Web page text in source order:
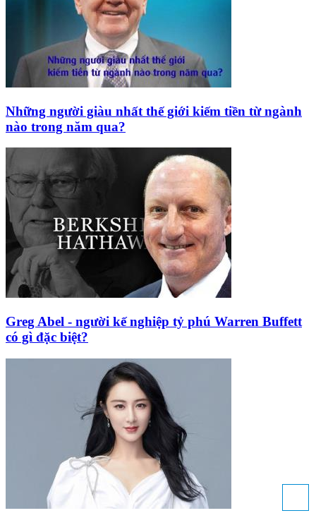
Những người giàu nhất thế giới kiếm tiền từ ngành
nào trong năm qua?
Greg Abel - người kế nghiệp tỷ phú Warren Buffett
có gì đặc biệt?